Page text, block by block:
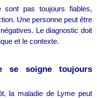
sont pas toujours fiables,
Une personne peut être
Le diagnostic doit
et le contexte.
se soigne toujours
la maladie de Lyme peut